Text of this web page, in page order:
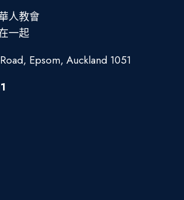
人教會
一起
Epsom, Auckland 1051